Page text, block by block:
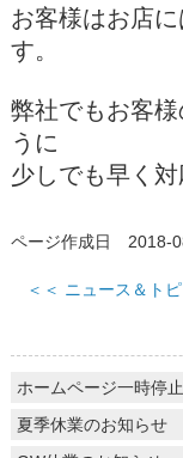
お客様はお店
す。
弊社でもお客
うに
少しでも早く対
ページ作成日 2018-
＜＜ ニュース＆ト
ホームページ一時停
夏季休業のお知らせ